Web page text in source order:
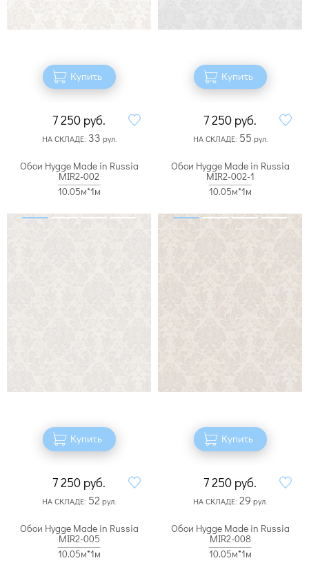
Купить
7 250 руб.
НА СКЛАДЕ: 33 рул.
Купить
7 250 руб.
НА СКЛАДЕ: 55 рул.
Обои Hygge Made in Russia
MIR2-002
10.05м*1м
Купить
7 250 руб.
НА СКЛАДЕ: 52 рул.
Обои Hygge Made in Russia
MIR2-002-1
10.05м*1м
Купить
7 250 руб.
НА СКЛАДЕ: 29 рул.
Обои Hygge Made in Russia
MIR2-005
10.05м*1м
Обои Hygge Made in Russia
MIR2-008
10.05м*1м